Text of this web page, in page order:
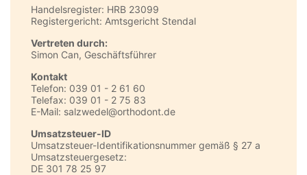
Handelsregister: HRB 23099
Registergericht: Amtsgericht Stendal
Vertreten durch:
Simon Can, Geschäftsführer
Kontakt
Telefon: 039 01 - 2 61 60
Telefax: 039 01 - 2 75 83
E-Mail: salzwedel@orthodont.de
Umsatzsteuer-ID
Umsatzsteuer-Identifikationsnummer gemäß § 27 a
Umsatzsteuergesetz:
DE 301 78 25 97